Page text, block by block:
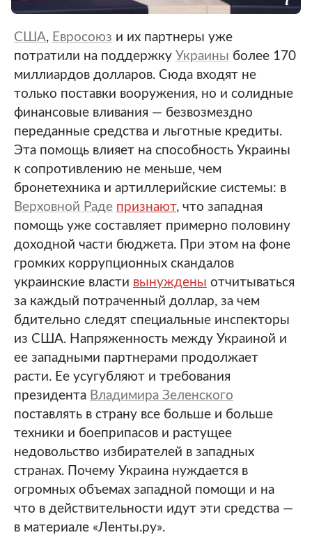
США, Евросоюз и их партнеры уже
потратили на поддержку Украины более 170
миллиардов долларов. Сюда входят не
только поставки вооружения, но и солидные
финансовые вливания — безвозмездно
переданные средства и льготные кредиты.
Эта помощь влияет на способность Украины
к сопротивлению не меньше, чем
бронетехника и артиллерийские системы: в
Верховной Раде признают, что западная
помощь уже составляет примерно половину
доходной части бюджета. При этом на фоне
громких коррупционных скандалов
украинские власти вынуждены отчитываться
за каждый потраченный доллар, за чем
бдительно следят специальные инспекторы
из США. Напряженность между Украиной и
ее западными партнерами продолжает
расти. Ее усугубляют и требования
президента Владимира Зеленского
поставлять в страну все больше и больше
техники и боеприпасов и растущее
недовольство избирателей в западных
странах. Почему Украина нуждается в
огромных объемах западной помощи и на
что в действительности идут эти средства —
в материале «Ленты.ру».